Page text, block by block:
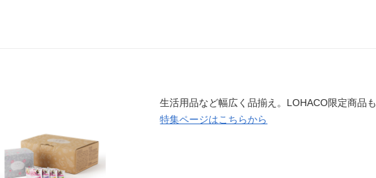
生活用品など幅広く品揃え。LOHACO限定商品も
特集ページはこちらから